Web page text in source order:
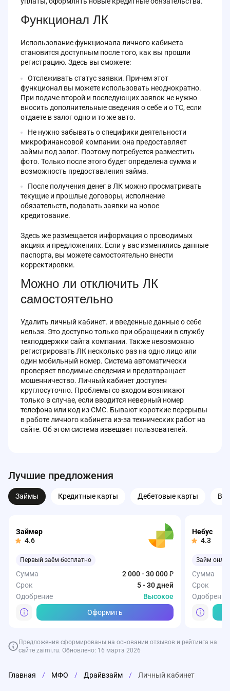
Функционал ЛК
Использование функционала личного кабинета
становится доступным после того, как вы прошли
регистрацию. Здесь вы сможете:
Отслеживать статус заявки. Причем этот
функционал вы можете использовать неоднократно.
При подаче второй и последующих заявок не нужно
вносить дополнительные сведения о себе и о ТС, если
отдаете в залог одно и то же авто.
Не нужно забывать о специфики деятельности
микрофинансовой компании: она предоставляет
займы под залог. Поэтому потребуется разместить
фото. Только после этого будет определена сумма и
возможность предоставления займа.
После получения денег в ЛК можно просматривать
текущие и прошлые договоры, исполнение
обязательств, подавать заявки на новое
кредитование.
Здесь же размещается информация о проводимых
акциях и предложениях. Если у вас изменились данные
паспорта, вы можете самостоятельно внести
корректировки.
Можно ли отключить ЛК
самостоятельно
Удалить личный кабинет. и введенные данные о себе
нельзя. Это доступно только при обращении в службу
техподдержки сайта компании. Также невозможно
регистрировать ЛК несколько раз на одно лицо или
один мобильный номер. Система автоматически
проверяет вводимые сведения и предотвращает
мошенничество. Личный кабинет доступен
круглосуточно. Проблемы со входом возникают
только в случае, если вводится неверный номер
телефона или код из СМС. Бывают короткие перерывы
в работе личного кабинета из-за технических работ на
сайте. Об этом система извещает пользователей.
Лучшие предложения
Займы Кредитные карты Дебетовые карты
Займер
4.6
Первый заём бесплатно
Сумма
2 000 - 30 000 ₽
Срок
5 - 30 дней
Одобрение
Высокое
Оформить
Небус
4.3
Займ
Сумма
Срок
Одобрение
Предложения сформированы на основании отзывов и рейтинга на
сайте zaimi.ru. Обновлено: 16 марта 2026
Сбербанк
Кредитная карта СберКарта Кредитная
Карта Black от Т-Банка Карта Drive
Газпромбанк
Накопительный счет от Газпромбанка
Совкомбанк
Совкомбанк Кредит Наличными Т-Банк
На старте (срок пакета 12 мес.) Начальный
Главная / МФО / Драйвзайм / Личный кабинет